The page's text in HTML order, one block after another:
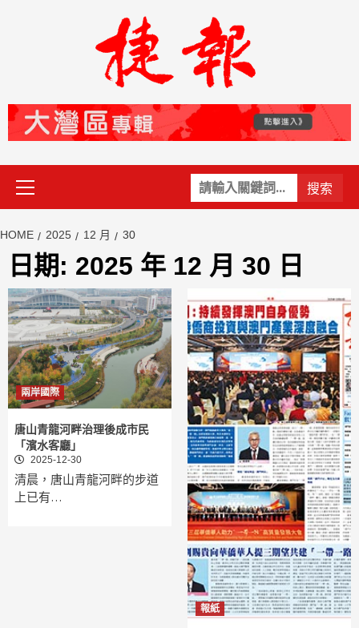
關
鍵
Primary
Menu
HOME 2025 12 月 30
日期: 2025 年 12 月 30 日
兩岸國際
唐山青龍河畔治理後成市民
「濱水客廳」
2025-12-30
清晨，唐山青龍河畔的步道
上已有…
報紙